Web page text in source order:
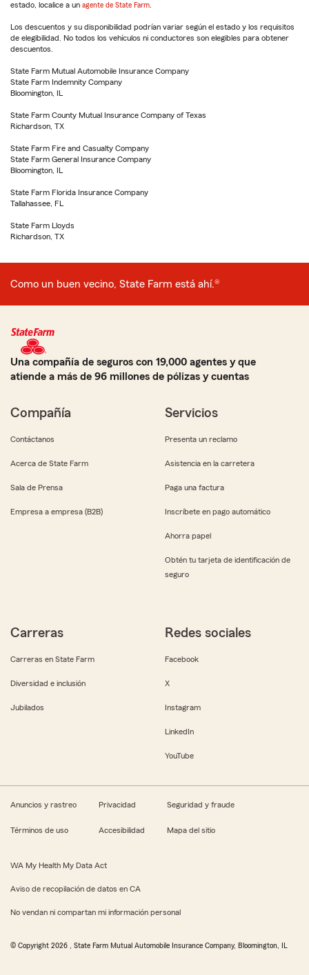
estado, localice a un agente de State Farm
Los descuentos y su disponibilidad podrían variar según el estado y los requisitos
de elegibilidad. No todos los vehículos ni conductores son elegibles para obtener
descuentos.
State Farm Mutual Automobile Insurance Company
State Farm Indemnity Company
Bloomington, IL
State Farm County Mutual Insurance Company of Texas
Richardson, TX
State Farm Fire and Casualty Company
State Farm General Insurance Company
Bloomington, IL
State Farm Florida Insurance Company
Tallahassee, FL
State Farm Lloyds
Richardson, TX
Como un buen vecino, State Farm está ahí.®
Una compañía de seguros con 19,000 agentes y que
atiende a más de 96 millones de pólizas y cuentas
Compañía
Contáctanos
Acerca de State Farm
Sala de Prensa
Empresa a empresa (B2B)
Servicios
Presenta un reclamo
Asistencia en la carretera
Paga una factura
Inscríbete en pago automático
Ahorra papel
Obtén tu tarjeta de identificación de
seguro
Carreras
Carreras en State Farm
Diversidad e inclusión
Jubilados
Redes sociales
Facebook
X
Instagram
LinkedIn
YouTube
Anuncios y rastreo Privacidad Seguridad y fraude
Términos de uso Accesibilidad Mapa del sitio
WA My Health My Data Act
Aviso de recopilación de datos en CA
No vendan ni compartan mi información personal
© Copyright 2026 , State Farm Mutual Automobile Insurance Company, Bloomington, IL